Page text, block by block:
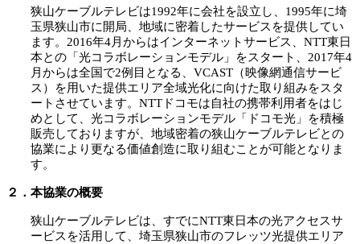
狭山ケーブルテレビは1992年に会社を設立し、1995年に埼
玉県狭山市に開局、地域に密着したサービスを提供してい
ます。2016年4月からはインターネットサービス、NTT東日
本との「光コラボレーションモデル」をスタート、2017年4
月からは全国で2例目となる、VCAST（映像網通信サービ
ス）を用いた提供エリア全域光化に向けた取り組みをスタ
ートさせています。NTTドコモは自社の携帯利用者をはじ
めとして、光コラボレーションモデル「ドコモ光」を積極
販売しておりますが、地域密着の狭山ケーブルテレビとの
協業により更なる価値創造に取り組むことが可能となりま
す。
２．本協業の概要
狭山ケーブルテレビは、すでにNTT東日本の光アクセスサ
ービスを活用して、埼玉県狭山市のフレッツ光提供エリア